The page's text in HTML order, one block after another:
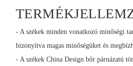
- A székek minden vonatkozó minőségi
bizonyítva magas minőségüket és
- A székek China Design bőr párnázatú